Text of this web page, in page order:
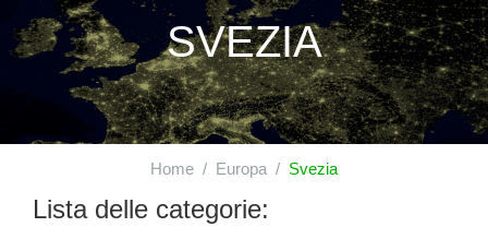
SVEZIA
Home Europa Svezia
Lista delle categorie: